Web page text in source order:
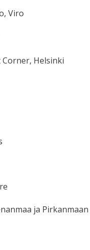
Viro
Corner, Helsinki
ja